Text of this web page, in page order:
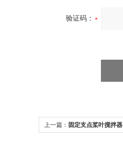
验证码：
上一篇： 固定支点桨叶搅拌